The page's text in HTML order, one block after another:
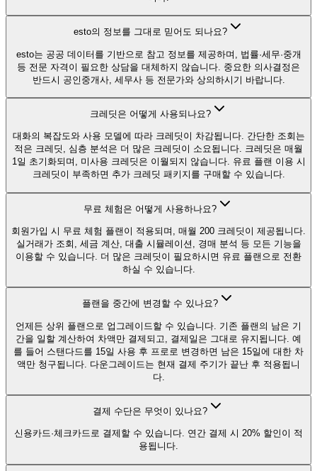
esto의 정보를 그대로 믿어도 되나요?
esto는 공공 데이터를 기반으로 참고 정보를 제공하며, 법률·세무·중개
등 전문 자격이 필요한 상담을 대체하지 않습니다. 중요한 의사결정은
반드시 공인중개사, 세무사 등 전문가와 상의하시기 바랍니다.
크레딧은 어떻게 사용되나요?
대화의 복잡도와 사용 모델에 따라 크레딧이 차감됩니다. 간단한 조회는
적은 크레딧, 심층 분석은 더 많은 크레딧이 소요됩니다. 크레딧은 매월
1일 초기화되며, 미사용 크레딧은 이월되지 않습니다. 유료 플랜 이용 시
크레딧이 부족하면 추가 크레딧 패키지를 구매할 수 있습니다.
무료 체험은 어떻게 사용하나요?
회원가입 시 무료 체험 플랜이 적용되며, 매월 200 크레딧이 제공됩니다.
실거래가 조회, 세금 계산, 대출 시뮬레이션, 경매 분석 등 모든 기능을
이용할 수 있습니다. 더 많은 크레딧이 필요하시면 유료 플랜으로 전환
하실 수 있습니다.
플랜을 중간에 변경할 수 있나요?
언제든 상위 플랜으로 업그레이드할 수 있습니다. 기존 플랜의 남은 기
간을 일할 계산하여 차액만 결제되고, 결제일은 그대로 유지됩니다. 예
를 들어 스탠다드를 15일 사용 후 프로로 변경하면 남은 15일에 대한 차
액만 청구됩니다. 다운그레이드는 현재 결제 주기가 끝난 후 적용됩니
다.
결제 수단은 무엇이 있나요?
신용카드·체크카드로 결제할 수 있습니다. 연간 결제 시 20% 할인이 적
용됩니다.